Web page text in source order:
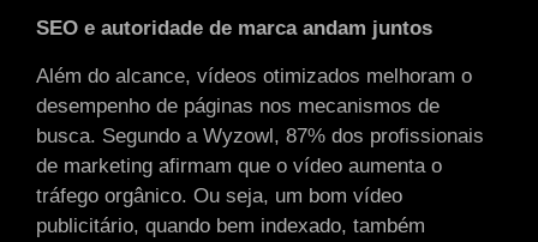
SEO e autoridade de marca andam juntos
Além do alcance, vídeos otimizados melhoram o
desempenho de páginas nos mecanismos de
busca. Segundo a Wyzowl, 87% dos profissionais
de marketing afirmam que o vídeo aumenta o
tráfego orgânico. Ou seja, um bom vídeo
publicitário, quando bem indexado, também